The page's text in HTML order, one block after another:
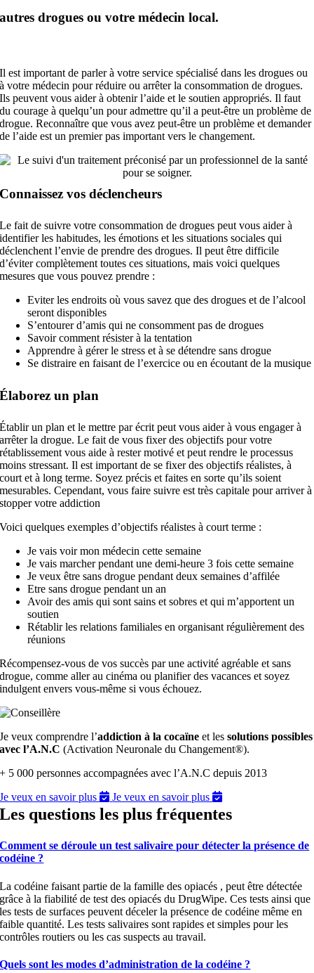
autres drogues ou votre médecin local.
Il est important de parler à votre service spécialisé dans les drogues ou
à votre médecin pour réduire ou arrêter la consommation de drogues.
Ils peuvent vous aider à obtenir l’aide et le soutien appropriés. Il faut
du courage à quelqu’un pour admettre qu’il a peut-être un problème de
drogue. Reconnaître que vous avez peut-être un problème et demander
de l’aide est un premier pas important vers le changement.
Connaissez vos déclencheurs
Le fait de suivre votre consommation de drogues peut vous aider à
identifier les habitudes, les émotions et les situations sociales qui
déclenchent l’envie de prendre des drogues. Il peut être difficile
d’éviter complètement toutes ces situations, mais voici quelques
mesures que vous pouvez prendre :
Eviter les endroits où vous savez que des drogues et de l’alcool
seront disponibles
S’entourer d’amis qui ne consomment pas de drogues
Savoir comment résister à la tentation
Apprendre à gérer le stress et à se détendre sans drogue
Se distraire en faisant de l’exercice ou en écoutant de la musique
Élaborez un plan
Établir un plan et le mettre par écrit peut vous aider à vous engager à
arrêter la drogue. Le fait de vous fixer des objectifs pour votre
rétablissement vous aide à rester motivé et peut rendre le processus
moins stressant. Il est important de se fixer des objectifs réalistes, à
court et à long terme. Soyez précis et faites en sorte qu’ils soient
mesurables. Cependant, vous faire suivre est très capitale pour arriver à
stopper votre addiction
Voici quelques exemples d’objectifs réalistes à court terme :
Je vais voir mon médecin cette semaine
Je vais marcher pendant une demi-heure 3 fois cette semaine
Je veux être sans drogue pendant deux semaines d’affilée
Etre sans drogue pendant un an
Avoir des amis qui sont sains et sobres et qui m’apportent un
soutien
Rétablir les relations familiales en organisant régulièrement des
réunions
Récompensez-vous de vos succès par une activité agréable et sans
drogue, comme aller au cinéma ou planifier des vacances et soyez
indulgent envers vous-même si vous échouez.
Je veux comprendre l’addiction à la cocaïne et lessolutions possibles
avec l’A.N.C (Activation Neuronale du Changement®).
+ 5 000 personnes accompagnées avec l’A.N.C depuis 2013
Je veux en savoir plus
Je veux en savoir plus
Les questions les plus fréquentes
Comment se déroule un test salivaire pour détecter la présence de
codéine ?
La codéine faisant partie de la famille des opiacés , peut être détectée
grâce à la fiabilité de test des opiacés du DrugWipe. Ces tests ainsi que
les tests de surfaces peuvent déceler la présence de codéine même en
faible quantité. Les tests salivaires sont rapides et simples pour les
contrôles routiers ou les cas suspects au travail.
Quels sont les modes d’administration de la codéine ?